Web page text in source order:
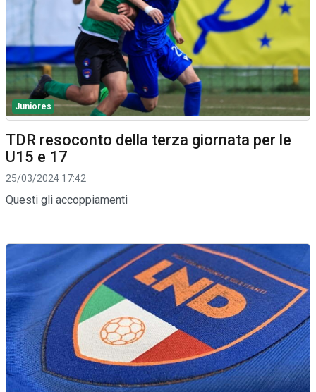
Juniores
TDR resoconto della terza giornata per le
U15 e 17
25/03/2024 17:42
Questi gli accoppiamenti